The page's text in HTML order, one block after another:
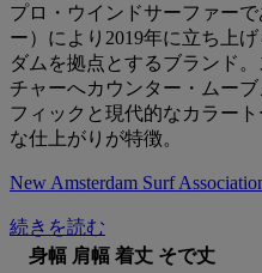
プロ・ウインドサーファー
ー）により2019年に立ち上
ダムを拠点とするブランド
チャーへカウンター・ムー
フィックと現代的なカラー
な仕上がりが特徴。
New Amsterdam Surf
続きを読む
身幅 肩幅 着丈 そで丈